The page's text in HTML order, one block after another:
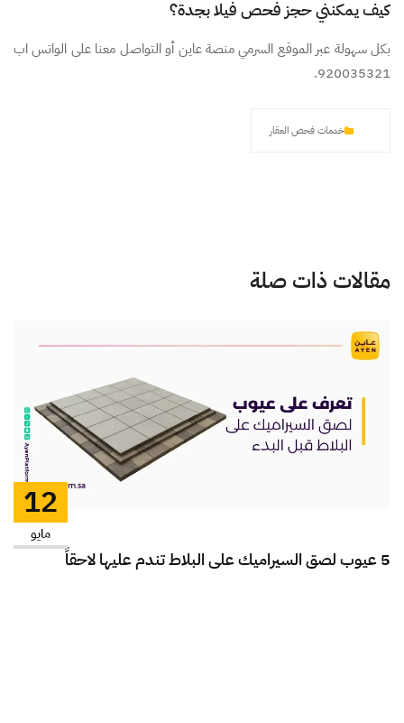
كيف يمكنني حجز فحص فيلا بجدة؟
بكل سهولة عبر الموقع السرمي منصة عاين أو التواصل معنا على الواتس اب
920035321.
خدمات فحص العقار
مقالات ذات صلة
5 عيوب لصق السيراميك على البلاط تندم عليها لاحقاً
12
مايو